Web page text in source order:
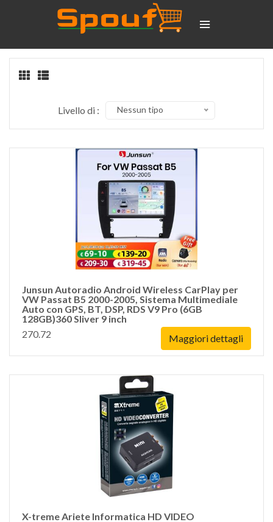
Livello di : Nessun tipo
Junsun Autoradio Android Wireless CarPlay per
VW Passat B5 2000-2005, Sistema Multimediale
Auto con GPS, BT, DSP, RDS V9 Pro (6GB
128GB)360 Sliver 9 inch
270.72
Maggiori dettagli
X-treme Ariete Informatica HD VIDEO